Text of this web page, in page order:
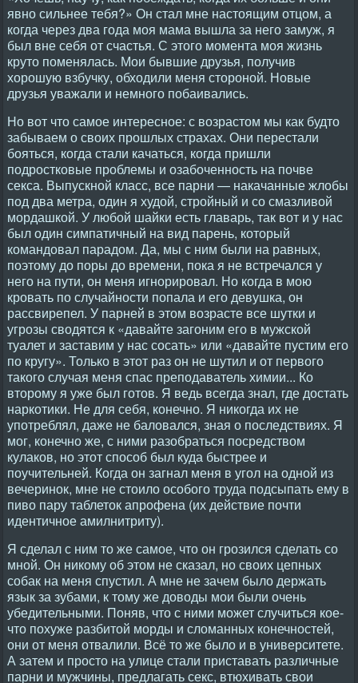
явно сильнее тебя?» Он стал мне настоящим отцом, а
когда через два года моя мама вышла за него замуж, я
был вне себя от счастья. С этого момента моя жизнь
круто поменялась. Мои бывшие друзья, получив
хорошую взбучку, обходили меня стороной. Новые
друзья уважали и немного побаивались.
Но вот что самое интересное: с возрастом мы как будто
забываем о своих прошлых страхах. Они перестали
бояться, когда стали качаться, когда пришли
подростковые проблемы и озабоченность на почве
секса. Выпускной класс, все парни — накачанные жлобы
под два метра, один я худой, стройный и со смазливой
мордашкой. У любой шайки есть главарь, так вот и у нас
был один симпатичный на вид парень, который
командовал парадом. Да, мы с ним были на равных,
поэтому до поры до времени, пока я не встречался у
него на пути, он меня игнорировал. Но когда в мою
кровать по случайности попала и его девушка, он
рассвирепел. У парней в этом возрасте все шутки и
угрозы сводятся к «давайте загоним его в мужской
туалет и заставим у нас сосать» или «давайте пустим его
по кругу». Только в этот раз он не шутил и от первого
такого случая меня спас преподаватель химии... Ко
второму я уже был готов. Я ведь всегда знал, где достать
наркотики. Не для себя, конечно. Я никогда их не
употреблял, даже не баловался, зная о последствиях. Я
мог, конечно же, с ними разобраться посредством
кулаков, но этот способ был куда быстрее и
поучительней. Когда он загнал меня в угол на одной из
вечеринок, мне не стоило особого труда подсыпать ему в
пиво пару таблеток апрофена (их действие почти
идентичное амилнитриту).
Я сделал с ним то же самое, что он грозился сделать со
мной. Он никому об этом не сказал, но своих цепных
собак на меня спустил. А мне не зачем было держать
язык за зубами, к тому же доводы мои были очень
убедительными. Поняв, что с ними может случиться кое-
что похуже разбитой морды и сломанных конечностей,
они от меня отвалили. Всё то же было и в университете.
А затем и просто на улице стали приставать различные
парни и мужчины, предлагать секс, втюхивать свои